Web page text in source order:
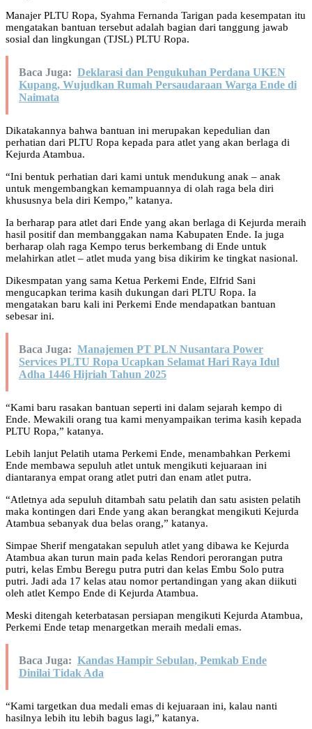
Manajer PLTU Ropa, Syahma Fernanda Tarigan pada kesempatan itu
mengatakan bantuan tersebut adalah bagian dari tanggung jawab
sosial dan lingkungan (TJSL) PLTU Ropa.
Baca Juga: Deklarasi dan Pengukuhan Perdana UKEN
Kupang, Wujudkan Rumah Persaudaraan Warga Ende di
Naimata
Dikatakannya bahwa bantuan ini merupakan kepedulian dan
perhatian dari PLTU Ropa kepada para atlet yang akan berlaga di
Kejurda Atambua.
“Ini bentuk perhatian dari kami untuk mendukung anak – anak
untuk mengembangkan kemampuannya di olah raga bela diri
khususnya bela diri Kempo,” katanya.
Ia berharap para atlet dari Ende yang akan berlaga di Kejurda meraih
hasil positif dan membanggakan nama Kabupaten Ende. Ia juga
berharap olah raga Kempo terus berkembang di Ende untuk
melahirkan atlet – atlet muda yang bisa dikirim ke tingkat nasional.
Dikesmpatan yang sama Ketua Perkemi Ende, Elfrid Sani
mengucapkan terima kasih dukungan dari PLTU Ropa. Ia
mengatakan baru kali ini Perkemi Ende mendapatkan bantuan
sebesar ini.
Baca Juga: Manajemen PT PLN Nusantara Power
Services PLTU Ropa Ucapkan Selamat Hari Raya Idul
Adha 1446 Hijriah Tahun 2025
“Kami baru rasakan bantuan seperti ini dalam sejarah kempo di
Ende. Mewakili orang tua kami menyampaikan terima kasih kepada
PLTU Ropa,” katanya.
Lebih lanjut Pelatih utama Perkemi Ende, menambahkan Perkemi
Ende membawa sepuluh atlet untuk mengikuti kejuaraan ini
diantaranya empat orang atlet putri dan enam atlet putra.
“Atletnya ada sepuluh ditambah satu pelatih dan satu asisten pelatih
maka kontingen dari Ende yang akan berangkat mengikuti Kejurda
Atambua sebanyak dua belas orang,” katanya.
Simpae Sherif mengatakan sepuluh atlet yang dibawa ke Kejurda
Atambua akan turun main pada kelas Rendori perorangan putra
putri, kelas Embu Beregu putra putri dan kelas Embu Solo putra
putri. Jadi ada 17 kelas atau nomor pertandingan yang akan diikuti
oleh atlet Kempo Ende di Kejurda Atambua.
Meski ditengah keterbatasan persiapan mengikuti Kejurda Atambua,
Perkemi Ende tetap menargetkan meraih medali emas.
Baca Juga: Kandas Hampir Sebulan, Pemkab Ende
Dinilai Tidak Ada
“Kami targetkan dua medali emas di kejuaraan ini, kalau nanti
hasilnya lebih itu lebih bagus lagi,” katanya.